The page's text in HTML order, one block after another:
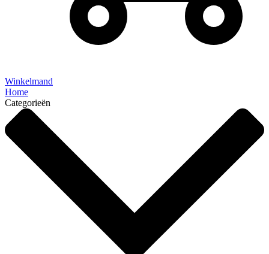
Winkelmand
Home
Categorieën